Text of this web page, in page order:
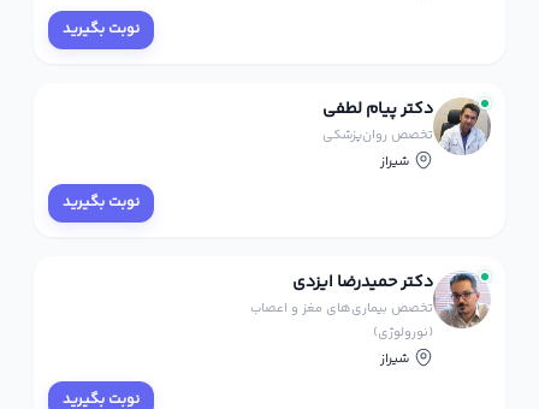
نوبت بگیرید
دکتر پیام لطفی
تخصص روان‌پزشکی
شیراز
نوبت بگیرید
دکتر حمیدرضا ایزدی
تخصص بیماری‌های مغز و اعصاب
(نورولوژی)
شیراز
نوبت بگیرید